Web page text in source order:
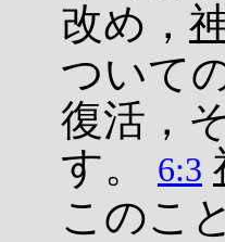
改め，
ついて
復活，
す。
6:3
このこ